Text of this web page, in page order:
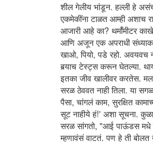
शील गेलीय भांडून. हल्ली हे
एकमेकींना टाळत आम्ही अशाच
आजारी आहे का? थर्मॉमीटर
आणि अजून एक अपराधी
खाओ, पियो, पडे रहो. अवयवच
बर्‍याच टेस्ट्स करून घेतल्या.
इतका जीव खालीवर करतेस.
सरळ ठेववत नाही तिला. या
पैसा, चांगलं काम, सुरक्षित
सूट नाहीये हं!' अशा सूचना.
सरळ सांगतो, "आई पाऊंडस मधे
म्हणावंसं वाटतं. पण हे ती बोलत